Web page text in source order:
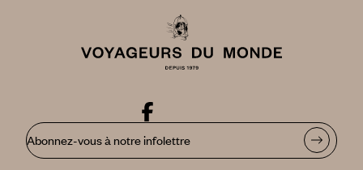
Abonnez-vous à notre infolettre